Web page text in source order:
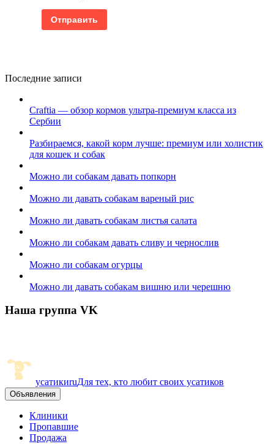
Последние записи
Craftia — обзор кормов ультра-премиум класса из
Сербии
Разбираемся, какой корм лучше: премиум или холистик
для кошек и собак
Можно ли собакам давать попкорн
Можно ли давать собакам вареный рис
Можно ли давать собакам листья салата
Можно ли собакам давать сливу и чернослив
Можно ли собакам огурцы
Можно ли давать собакам вишню или черешню
Наша группа VK
усатикиruДля тех, кто любит своих усатиков
Объявления
Клиники
Пропавшие
Продажа